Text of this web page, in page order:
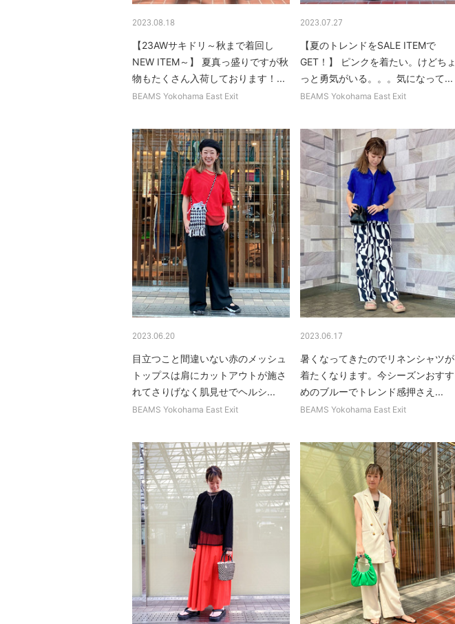
2023.08.18
【23AWサキドリ～秋まで着回し
NEW ITEM～】 夏真っ盛りですが秋
物もたくさん入荷しております！...
BEAMS Yokohama East Exit
2023.07.27
【夏のトレンドをSALE ITEMで
GET！】 ピンクを着たい。けどちょ
っと勇気がいる。。。気になって...
BEAMS Yokohama East Exit
2023.06.20
目立つこと間違いない赤のメッシュ
トップスは肩にカットアウトが施さ
れてさりげなく肌見せでヘルシ...
BEAMS Yokohama East Exit
2023.06.17
暑くなってきたのでリネンシャツが
着たくなります。今シーズンおすす
めのブルーでトレンド感押さえ...
BEAMS Yokohama East Exit